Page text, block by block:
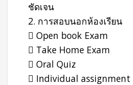
ชัดเจน
2. การสอบนอกห้องเรียน
 Open book Exam
 Take Home Exam
 Oral Quiz
 Individual assignment